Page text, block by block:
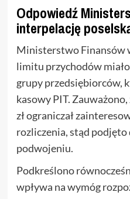
Odpowiedź
interpelację
Ministerstwo Finansów
limitu przychodów
grupy przedsiębiorców,
kasowy PIT.
zł ograniczał
rozliczenia, stąd podjęto
podwojeniu.
Podkreślono
wpływa na wymóg